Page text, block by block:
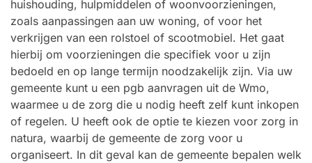
huishouding, hulpmiddelen of woonvoorzieningen,
zoals aanpassingen aan uw woning, of voor het
verkrijgen van een rolstoel of scootmobiel. Het gaat
hierbij om voorzieningen die specifiek voor u zijn
bedoeld en op lange termijn noodzakelijk zijn. Via uw
gemeente kunt u een pgb aanvragen uit de Wmo,
waarmee u de zorg die u nodig heeft zelf kunt inkopen
of regelen. U heeft ook de optie te kiezen voor zorg in
natura, waarbij de gemeente de zorg voor u
organiseert. In dit geval kan de gemeente bepalen welk